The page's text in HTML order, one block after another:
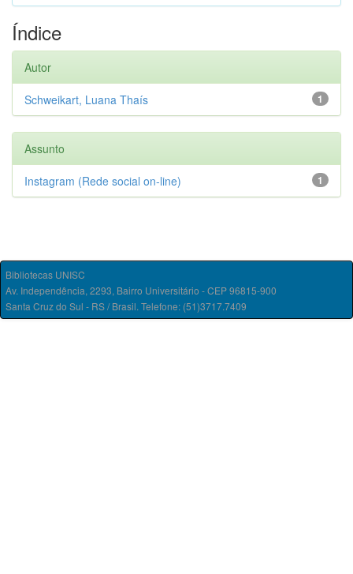
Índice
Autor
1
Schweikart, Luana Thaís
Assunto
1
Instagram (Rede social on-line)
Bibliotecas UNISC
Av. Independência, 2293, Bairro Universitário - CEP 96815-900
Santa Cruz do Sul - RS / Brasil. Telefone: (51)3717.7409